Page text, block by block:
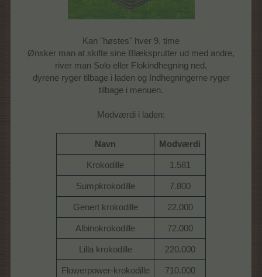
Kan "høstes" hver 9. time
Ønsker man at skifte sine Blæksprutter ud med andre,
river man Solo eller Flokindhegning ned,
dyrene ryger tilbage i laden og Indhegningerne ryger
tilbage i menuen.
Modværdi i laden:
Navn Modværdi
Krokodille 1.581
Sumpkrokodille 7.800
Genert krokodille 22.000
Albinokrokodille 72.000
Lilla krokodille 220.000
Flowerpower-krokodille 710.000